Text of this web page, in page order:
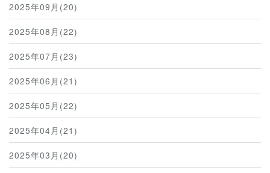
2025年09月(20)
2025年08月(22)
2025年07月(23)
2025年06月(21)
2025年05月(22)
2025年04月(21)
2025年03月(20)